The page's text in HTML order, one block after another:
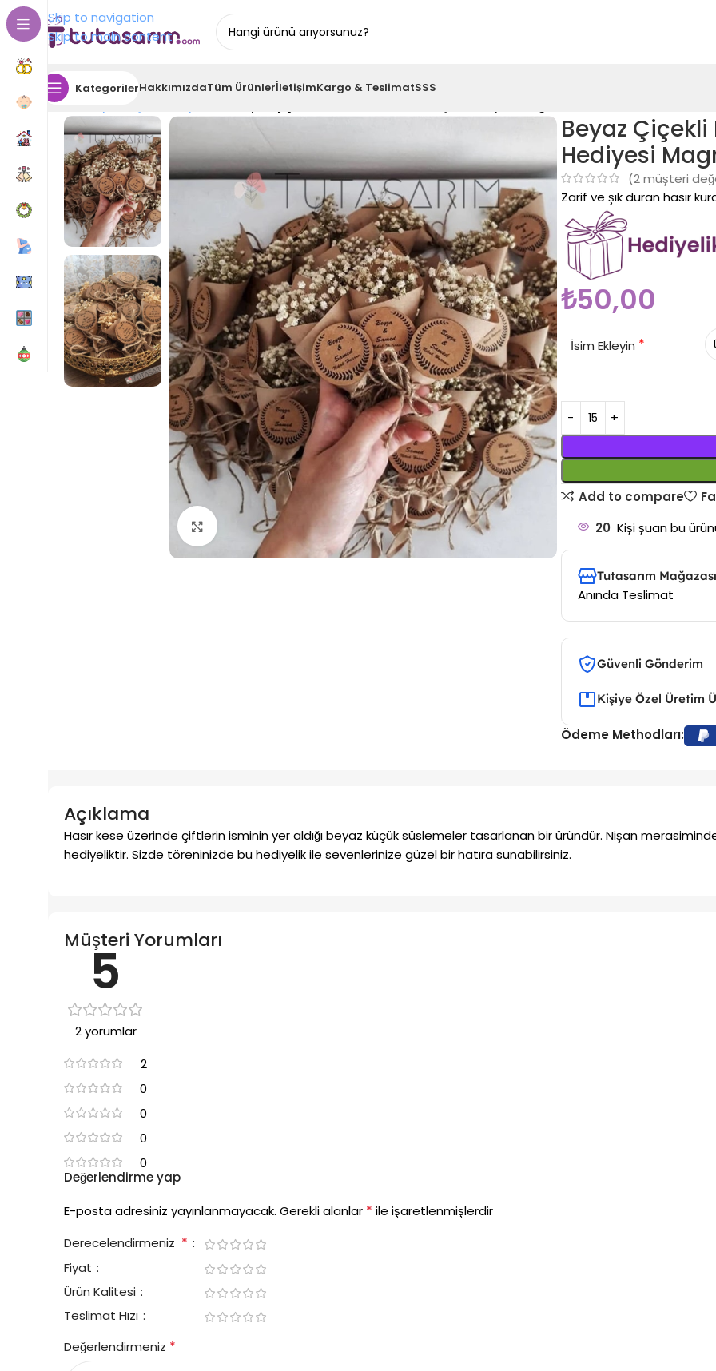
Skip to navigation
Skip to main content
KategorilerHakkımızdaTüm ÜrünlerİletişimKargo & TeslimatSSS
Ana Sayfa
Click to enlarge
Beyaz Çiçekli
Hediyesi
(2müşteri
Zarif ve şık duran hasır
₺50,00
İsim Ekleyin *
Add to compare
20 Kişi şuan bu
Tutasarım
Anında Teslimat
Güvenli Gönderim
Kişiye Özel Üretim
Ödeme Methodları:
Açıklama
Hasır kese üzerinde çiftlerin isminin yer aldığı beyaz küçük süslemeler tasarlanan bir üründür. Nişan
hediyeliktir. Sizde töreninizde bu hediyelik ile sevenlerinize güzel bir hatıra sunabilirsiniz.
Müşteri Yorumları
5
2 yorumlar
2
0
0
0
0
Değerlendirme yap
E-posta adresiniz yayınlanmayacak. Gerekli alanlar * ile işaretlenmişlerdir
Derecelendirmeniz *
Fiyat
Ürün Kalitesi
Teslimat Hızı
Değerlendirmeniz *